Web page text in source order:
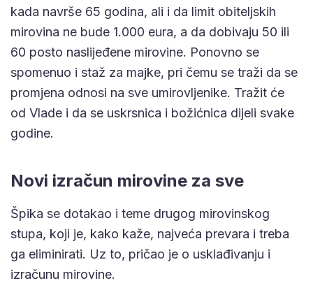
kada navrše 65 godina, ali i da limit obiteljskih
mirovina ne bude 1.000 eura, a da dobivaju 50 ili
60 posto naslijeđene mirovine. Ponovno se
spomenuo i staž za majke, pri čemu se traži da se
promjena odnosi na sve umirovljenike. Tražit će
od Vlade i da se uskrsnica i božićnica dijeli svake
godine.
Novi izračun mirovine za sve
Špika se dotakao i teme drugog mirovinskog
stupa, koji je, kako kaže, najveća prevara i treba
ga eliminirati. Uz to, pričao je o usklađivanju i
izračunu mirovine.